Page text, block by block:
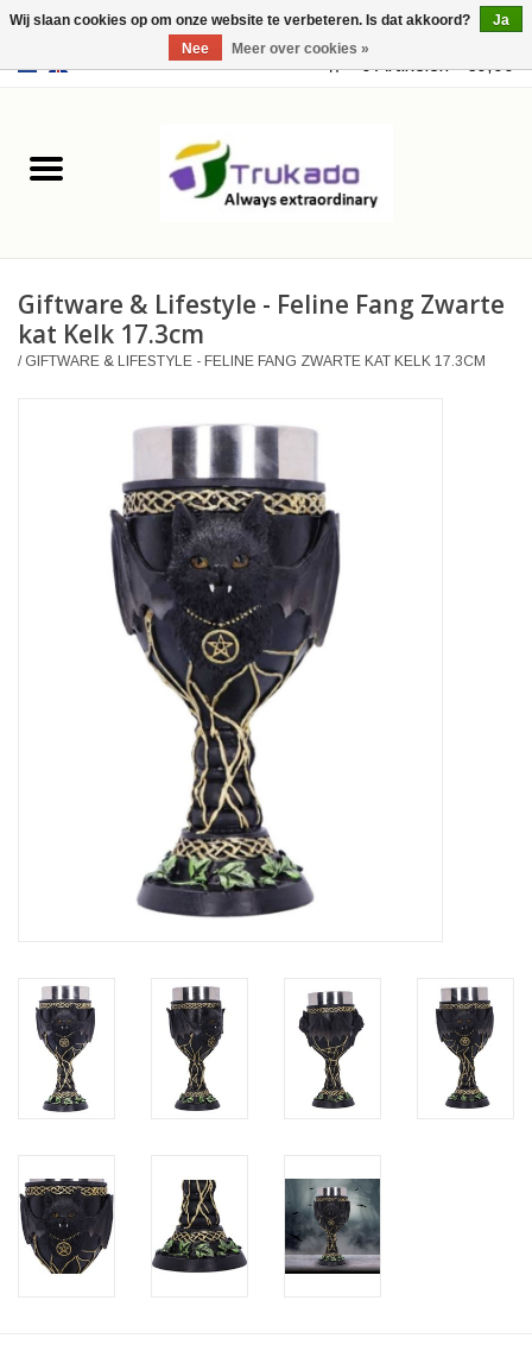
USD 0 Artikelen - €0,00
Leer
Merchandise
Veronese Design
Giftware & Lifestyle &
Giftware & Lifestyle - Feline Fang Zwarte
kat Kelk 17.3cm
/ GIFTWARE & LIFESTYLE - FELINE FANG ZWARTE KAT KELK 17.3CM
Wij slaan cookies op om onze website te verbeteren. Is dat akkoord?
Ja
Nee
Meer over cookies »